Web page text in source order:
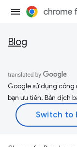
Blog
Google sử dụng công
bạn ưu tiên. Bản dịch